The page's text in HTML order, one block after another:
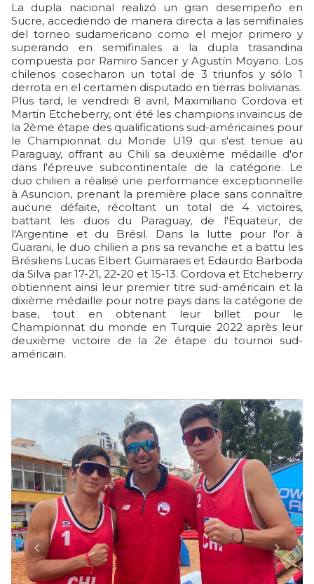
La dupla nacional realizó un gran desempeño en
Sucre, accediendo de manera directa a las semifinales
del torneo sudamericano como el mejor primero y
superando en semifinales a la dupla trasandina
compuesta por Ramiro Sancer y Agustín Moyano. Los
chilenos cosecharon un total de 3 triunfos y sólo 1
derrota en el certamen disputado en tierras bolivianas.
Plus tard, le vendredi 8 avril, Maximiliano Cordova et
Martin Etcheberry, ont été les champions invaincus de
la 2ème étape des qualifications sud-américaines pour
le Championnat du Monde U19 qui s'est tenue au
Paraguay, offrant au Chili sa deuxième médaille d'or
dans l'épreuve subcontinentale de la catégorie. Le
duo chilien a réalisé une performance exceptionnelle
à Asuncion, prenant la première place sans connaître
aucune défaite, récoltant un total de 4 victoires,
battant les duos du Paraguay, de l'Equateur, de
l'Argentine et du Brésil. Dans la lutte pour l'or à
Guarani, le duo chilien a pris sa revanche et a battu les
Brésiliens Lucas Elbert Guimaraes et Edaurdo Barboda
da Silva par 17-21, 22-20 et 15-13. Cordova et Etcheberry
obtiennent ainsi leur premier titre sud-américain et la
dixième médaille pour notre pays dans la catégorie de
base, tout en obtenant leur billet pour le
Championnat du monde en Turquie 2022 après leur
deuxième victoire de la 2e étape du tournoi sud-
américain.